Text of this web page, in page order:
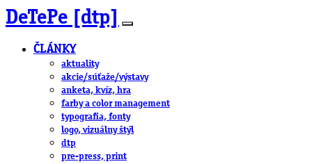
DeTePe [dtp]
ČLÁNKY
aktuality
akcie/súťaže/výstavy
anketa, kvíz, hra
farby a color management
typografia, fonty
logo, vizuálny štýl
dtp
pre-press, print